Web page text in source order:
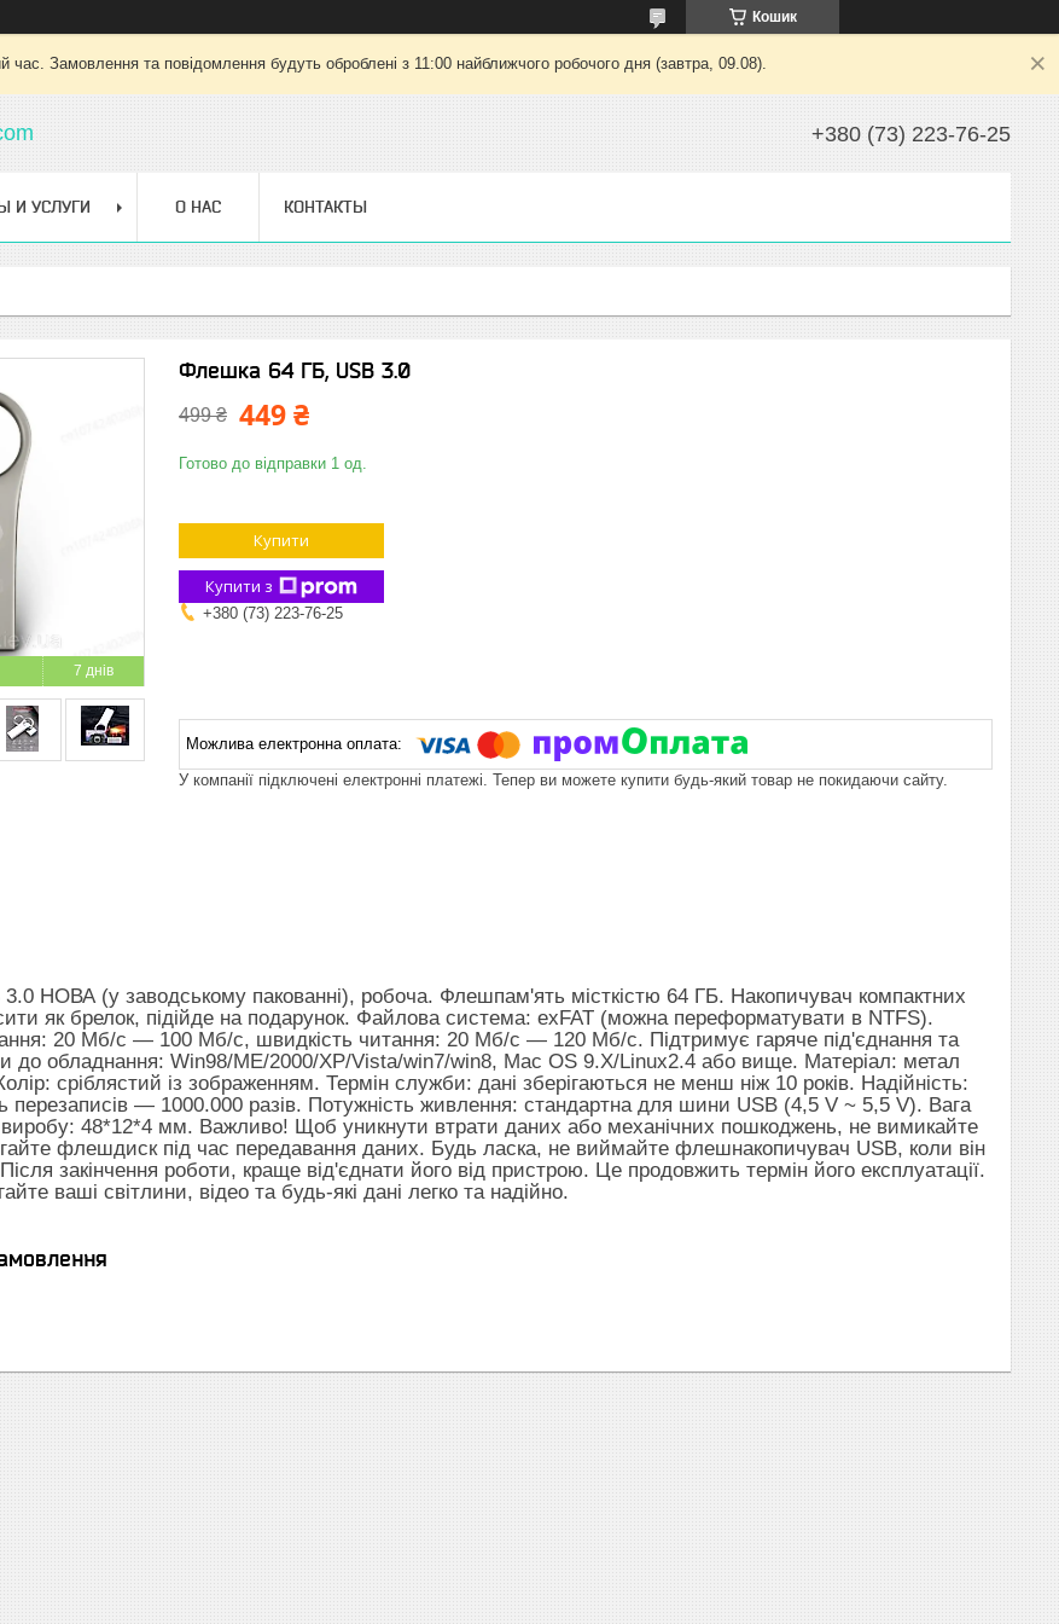
Кошик
час. Замовлення та повідомлення будуть оброблені з 11:00 найближчого робочого дня (завтра, 09.08).
+380 (73) 223-76-25
И УСЛУГИ О НАС КОНТАКТЫ
7 днів
Флешка 64 ГБ, USB 3.0
499 ₴ 449 ₴
Готово до відправки 1 од.
Купити
Купити з
+380 (73) 223-76-25
У компанії підключені електронні платежі. Тепер ви можете купити будь-який товар не покидаючи сайту.
НОВА (у заводському пакованні), робоча. Флешпам'ять місткістю 64 ГБ. Накопичувач компактних
як брелок, підійде на подарунок. Файлова система: exFAT (можна переформатувати в NTFS).
20 Мб/с — 100 Мб/с, швидкість читання: 20 Мб/с — 120 Мб/с. Підтримує гаряче під'єднання та
до обладнання: Win98/ME/2000/XP/Vista/win7/win8, Mac OS 9.X/Linux2.4 або вище. Матеріал: метал
сріблястий із зображенням. Термін служби: дані зберігаються не менш ніж 10 років. Надійність:
перезаписів — 1000.000 разів. Потужність живлення: стандартна для шини USB (4,5 V ~ 5,5 V). Вага
виробу: 48*12*4 мм. Важливо! Щоб уникнути втрати даних або механічних пошкоджень, не вимикайте
флешдиск під час передавання даних. Будь ласка, не виймайте флешнакопичувач USB, коли він
закінчення роботи, краще від'єднати його від пристрою. Це продовжить термін його експлуатації.
ваші світлини, відео та будь-які дані легко та надійно.